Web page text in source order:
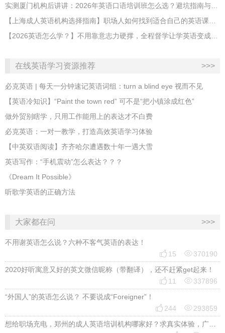
实测厦门机构后讲讲：2026年英语口语培训班怎么选？避坑指南与高效学习新范式
【上海成人英语机构选择指南】职场人如何找到适合自己的英语课程？
【2026英语怎么学？】不用靠意志力硬撑，全程督学让学英语变成日常习惯
在线英语学习资源推荐 >>>
必克英语 | 每天一分钟速记英语词组：turn a blind eye 视而不见
​【英语冷知识】“Paint the town red” 可不是“把小镇涂成红色”
做外贸别瞎学，只用工作能用上的表达才不白费
必克英语：一对一教学，打造高效英语学习体验
【中英双语阅读】齐齐哈尔遭遇数十年一遇大雪
英语写作：“手机震动”怎么表达？？？
《Dream It Possible》
听歌学英语的正确方法
大家都在问 >>>
不用谢英语怎么说？六种不客气英语的表达！
 15 370190
2020好听寓意又好的英文微信昵称（带翻译），还不赶紧get起来！
 11 337896
“外国人”的英语怎么说？ 不要说成“Foreigner”！
 244 293859
想给职场充电，郑州的成人英语培训机构哪家好？求真实体验，广告勿扰，感谢！